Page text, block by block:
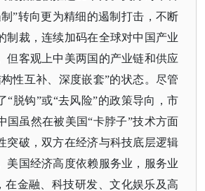
”转向更为精细的遏制打击，不断
制裁，连续加码在全球对中国产业
但客观上中美两国的产业链和供应
性互补、深度嵌套”的状态。尽管
“脱钩”或“去风险”的政策导向，市
国虽然在被美国“卡脖子”技术方面
突破，双方在经济与科技底层逻辑
美国经济高度依赖服务业，服务业
在金融、科技研发、文化娱乐及高